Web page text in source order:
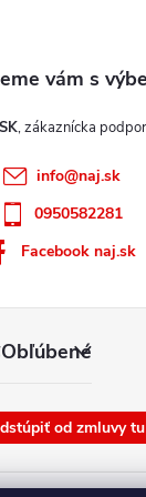
Obľúbené
info@naj.sk
0950582281
Facebook naj.sk
od zmluvy tu